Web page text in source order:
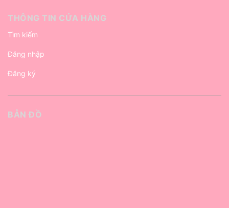
THÔNG TIN CỬA HÀNG
Tìm kiếm
Đăng nhập
Đăng ký
BẢN ĐỒ